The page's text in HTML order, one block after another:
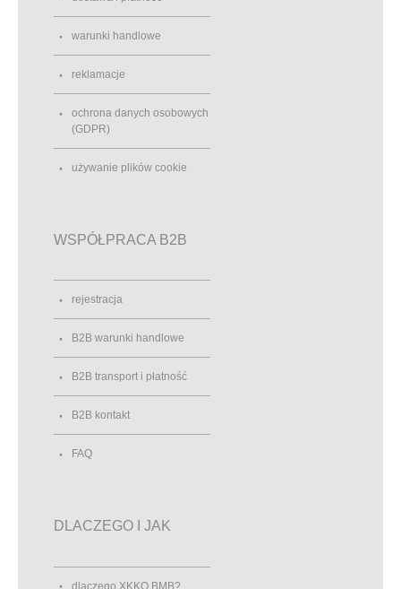
warunki handlowe
reklamacje
ochrona danych osobowych
(GDPR)
używanie plików cookie
WSPÓŁPRACA B2B
rejestracja
B2B warunki handlowe
B2B transport i płatność
B2B kontakt
FAQ
DLACZEGO I JAK
dlaczego XKKO BMB?